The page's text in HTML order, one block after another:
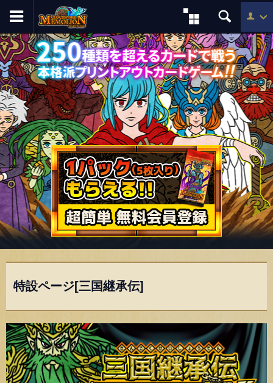
特設ページ[三国継承伝]